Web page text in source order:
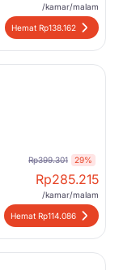
/kamar/malam
Hemat Rp138.162
Rp399.301 29%
Rp285.215
/kamar/malam
Hemat Rp114.086